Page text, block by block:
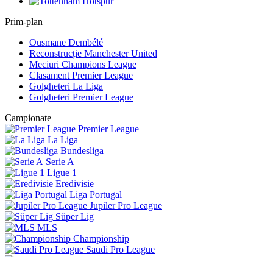
Prim-plan
Ousmane Dembélé
Reconstrucție Manchester United
Meciuri Champions League
Clasament Premier League
Golgheteri La Liga
Golgheteri Premier League
Campionate
Premier League
La Liga
Bundesliga
Serie A
Ligue 1
Eredivisie
Liga Portugal
Jupiler Pro League
Süper Lig
MLS
Championship
Saudi Pro League